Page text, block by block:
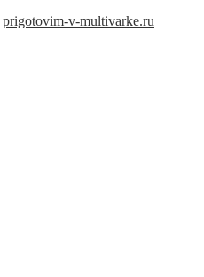
prigotovim-v-multivarke.ru